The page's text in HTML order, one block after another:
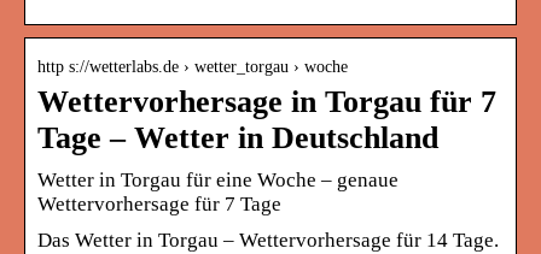
http s://wetterlabs.de › wetter_torgau › woche
Wettervorhersage in Torgau für 7
Tage – Wetter in Deutschland
Wetter in Torgau für eine Woche – genaue
Wettervorhersage für 7 Tage
Das Wetter in Torgau – Wettervorhersage für 14 Tage.